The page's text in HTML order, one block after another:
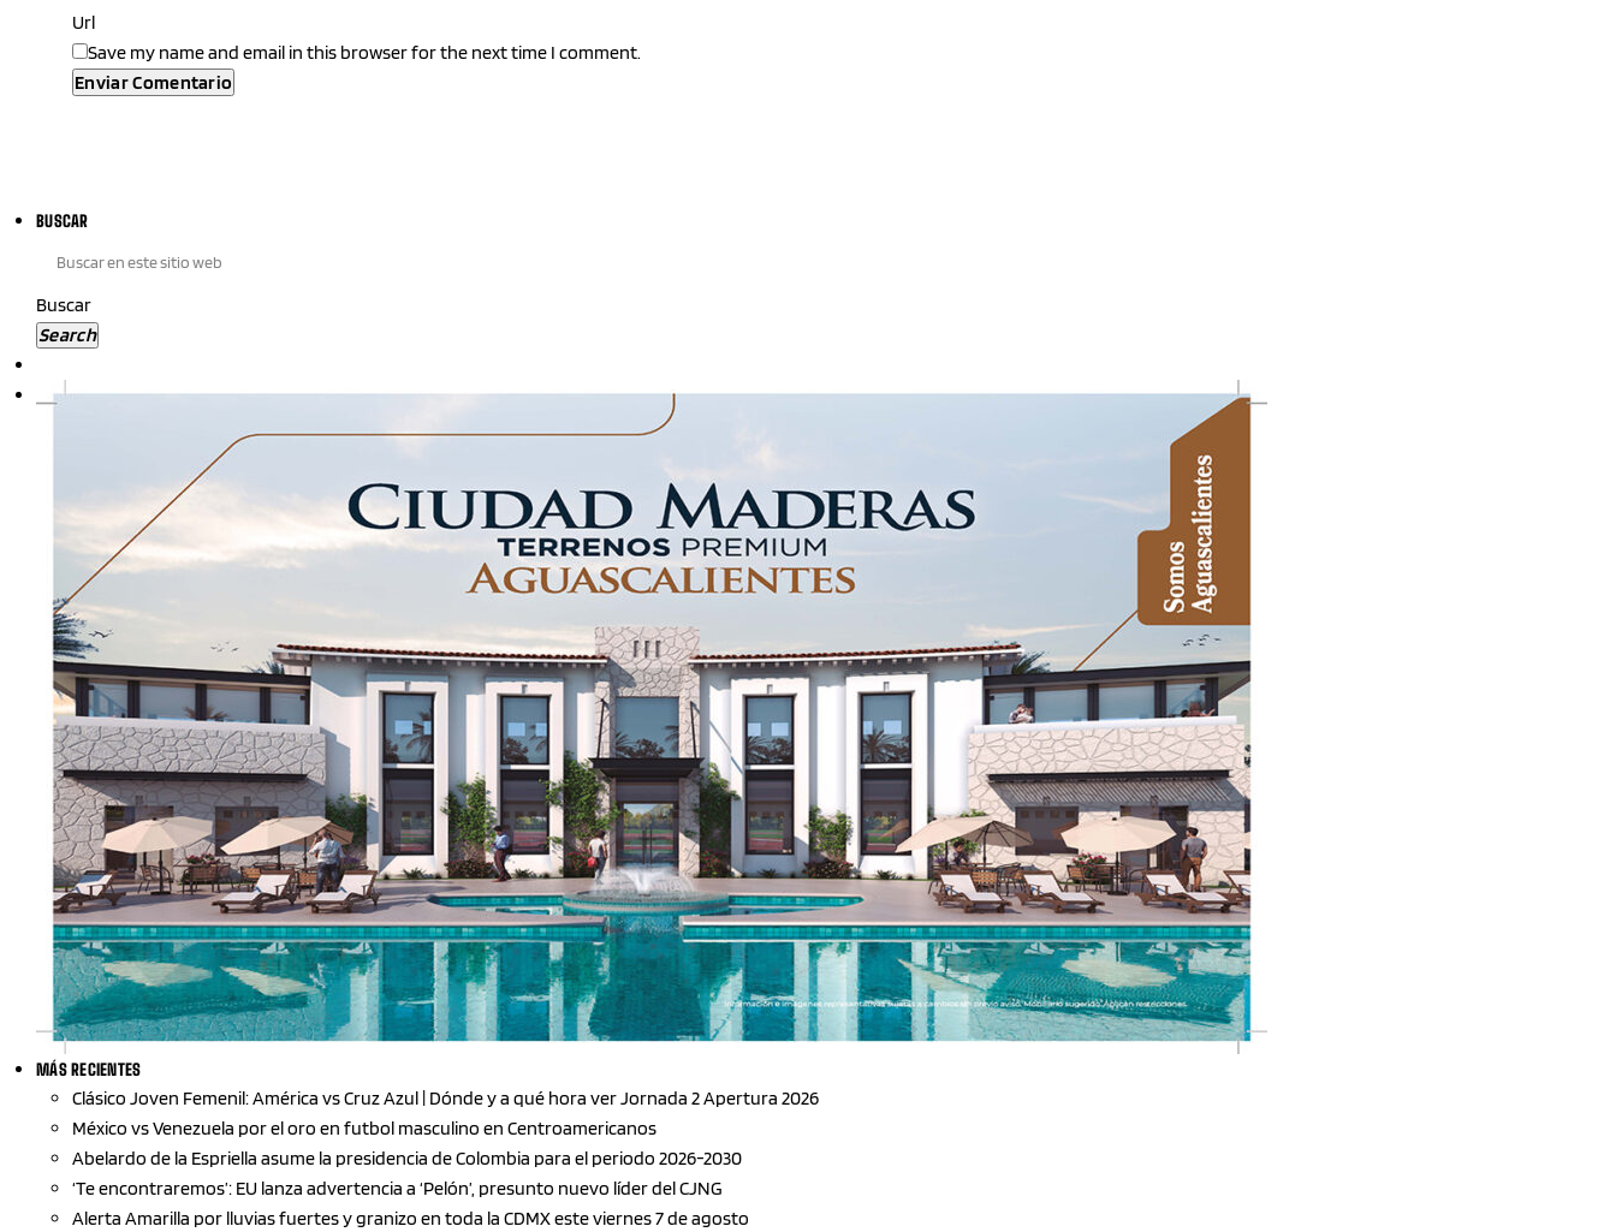
Url
Save my name and email in this browser for the next time I comment.
BUSCAR
Buscar
Search
MÁS RECIENTES
Clásico Joven Femenil: América vs Cruz Azul | Dónde y a qué hora ver Jornada 2 Apertura 2026
México vs Venezuela por el oro en futbol masculino en Centroamericanos
Abelardo de la Espriella asume la presidencia de Colombia para el periodo 2026-2030
‘Te encontraremos’: EU lanza advertencia a ‘Pelón’, presunto nuevo líder del CJNG
Alerta Amarilla por lluvias fuertes y granizo en toda la CDMX este viernes 7 de agosto